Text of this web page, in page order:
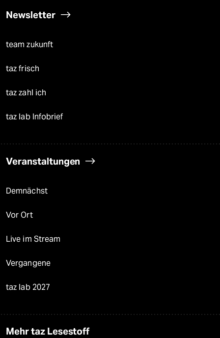
Newsletter
team zukunft
taz frisch
taz zahl ich
taz lab Infobrief
Veranstaltungen
Demnächst
Vor Ort
Live im Stream
Vergangene
taz lab 2027
Mehr taz Lesestoff